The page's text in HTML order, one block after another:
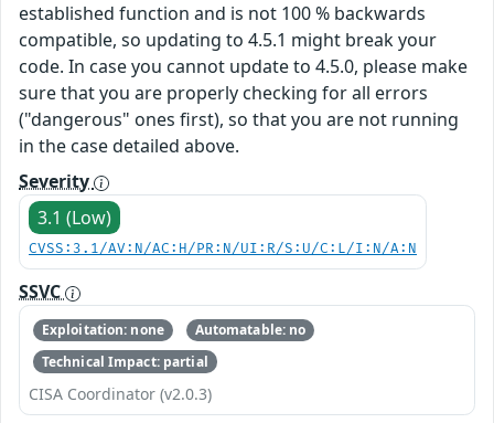
established function and is not 100 % backwards
compatible, so updating to 4.5.1 might break your
code. In case you cannot update to 4.5.0, please make
sure that you are properly checking for all errors
("dangerous" ones first), so that you are not running
in the case detailed above.
Severity
3.1 (Low)
CVSS:3.1/AV:N/AC:H/PR:N/UI:R/S:U/C:L/I:N/A:N
SSVC
Exploitation: none
Automatable: no
Technical Impact: partial
CISA Coordinator (v2.0.3)